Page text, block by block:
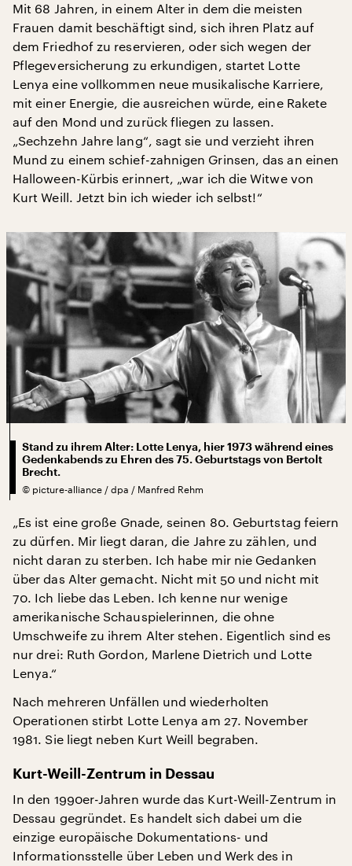
Mit 68 Jahren, in einem Alter in dem die meisten
Frauen damit beschäftigt sind, sich ihren Platz auf
dem Friedhof zu reservieren, oder sich wegen der
Pflegeversicherung zu erkundigen, startet Lotte
Lenya eine vollkommen neue musikalische Karriere,
mit einer Energie, die ausreichen würde, eine Rakete
auf den Mond und zurück fliegen zu lassen.
„Sechzehn Jahre lang“, sagt sie und verzieht ihren
Mund zu einem schief-zahnigen Grinsen, das an einen
Halloween-Kürbis erinnert, „war ich die Witwe von
Kurt Weill. Jetzt bin ich wieder ich selbst!“
Stand zu ihrem Alter: Lotte Lenya, hier 1973 während eines
Gedenkabends zu Ehren des 75. Geburtstags von Bertolt
Brecht.
© picture-alliance / dpa / Manfred Rehm
„Es ist eine große Gnade, seinen 80. Geburtstag feiern
zu dürfen. Mir liegt daran, die Jahre zu zählen, und
nicht daran zu sterben. Ich habe mir nie Gedanken
über das Alter gemacht. Nicht mit 50 und nicht mit
70. Ich liebe das Leben. Ich kenne nur wenige
amerikanische Schauspielerinnen, die ohne
Umschweife zu ihrem Alter stehen. Eigentlich sind es
nur drei: Ruth Gordon, Marlene Dietrich und Lotte
Lenya.“
Nach mehreren Unfällen und wiederholten
Operationen stirbt Lotte Lenya am 27. November
1981. Sie liegt neben Kurt Weill begraben.
Kurt-Weill-Zentrum in Dessau
In den 1990er-Jahren wurde das Kurt-Weill-Zentrum in
Dessau gegründet. Es handelt sich dabei um die
einzige europäische Dokumentations- und
Informationsstelle über Leben und Werk des in